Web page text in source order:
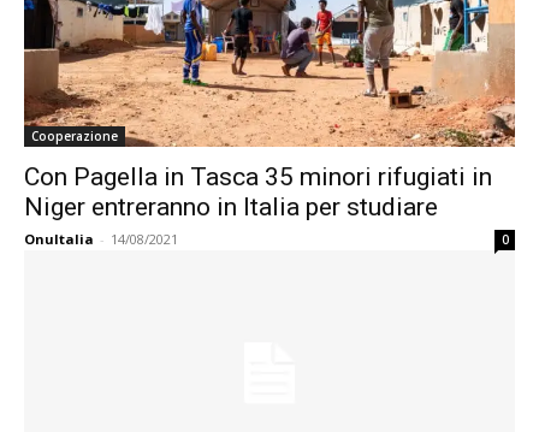
Cooperazione
Con Pagella in Tasca 35 minori rifugiati in
Niger entreranno in Italia per studiare
OnuItalia - 14/08/2021 0